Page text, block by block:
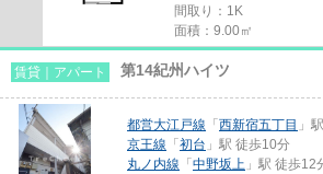
間取り：1K
面積：9.00㎡
賃貸｜アパート 第14紀州ハイツ
都営大江戸線 「 西新宿五丁目 」
京王線 「 初台 」駅 徒歩10分
丸ノ内線 「 中野坂上 」駅 徒歩12